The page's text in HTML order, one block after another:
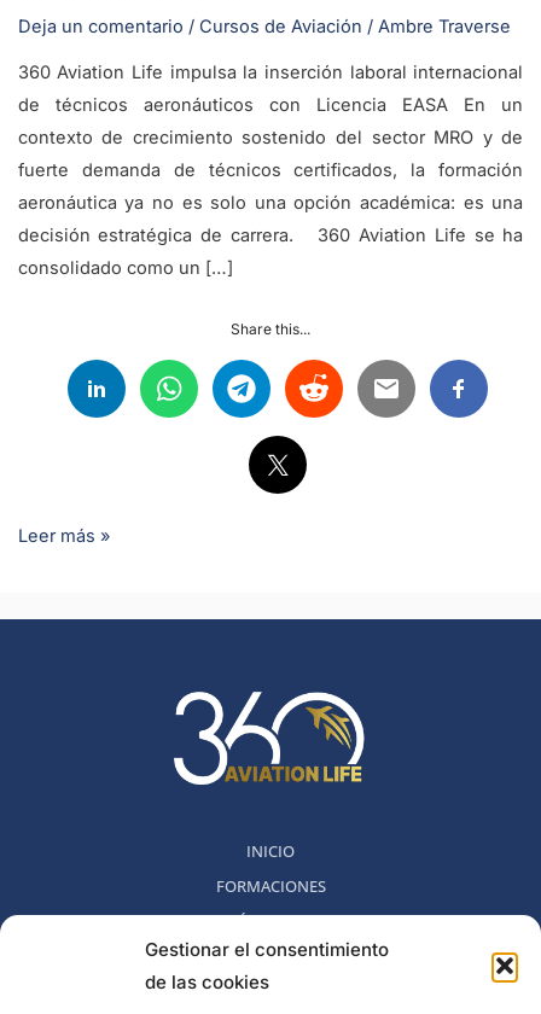
Gestionar el consentimiento
de las cookies
Deja un comentario / Cursos de Aviación / Ambre Traverse
360 Aviation Life impulsa la inserción laboral internacional
de técnicos aeronáuticos con Licencia EASA En un
contexto de crecimiento sostenido del sector MRO y de
fuerte demanda de técnicos certificados, la formación
aeronáutica ya no es solo una opción académica: es una
decisión estratégica de carrera. 360 Aviation Life se ha
consolidado como un […]
Share this...
Leer más »
INICIO
FORMACIONES
MÉTODO 360
COMUNIDAD
NOSOTROS